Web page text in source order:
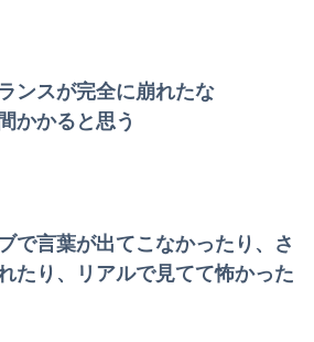
ンスが完全に崩れたな
かかると思う
で言葉が出てこなかったり、さ
たり、リアルで見てて怖かった